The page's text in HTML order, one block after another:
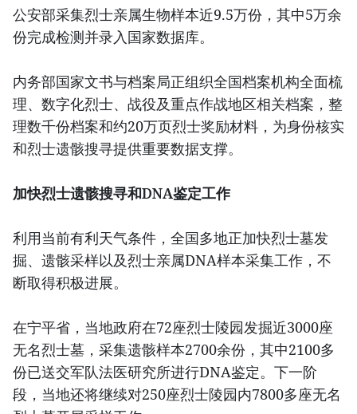
公安部采集烈士亲属生物样本近9.5万份，其中5万余
份完成检测并录入国家数据库。
内务部国家文书与档案局正组织全国档案机构全面梳
理、数字化烈士、战役及重点作战地区相关档案，整
理数千份档案和约20万页烈士奖励材料，为身份核实
和烈士遗骸搜寻提供重要数据支撑。
加快烈士遗骸搜寻和DNA鉴定工作
利用当前有利天气条件，全国多地正加快烈士墓发
掘、遗骸采样以及烈士亲属DNA样本采集工作，不
断取得积极进展。
在宁平省，当地政府在72座烈士陵园发掘近3000座
无名烈士墓，采集遗骸样本2700余份，其中2100多
份已送交军队法医研究所进行DNA鉴定。下一阶
段，当地还将继续对250座烈士陵园内7800多座无名